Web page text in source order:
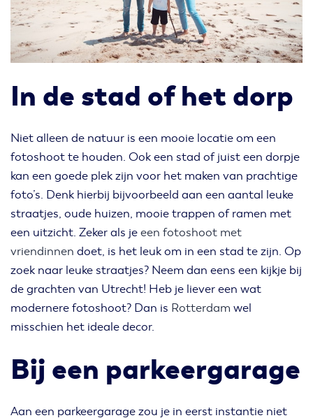
In de stad of het dorp
Niet alleen de natuur is een mooie locatie om een
fotoshoot te houden. Ook een stad of juist een dorpje
kan een goede plek zijn voor het maken van prachtige
foto’s. Denk hierbij bijvoorbeeld aan een aantal leuke
straatjes, oude huizen, mooie trappen of ramen met
een uitzicht. Zeker als jeeen fotoshoot met
vriendinnen doet, is het leuk om in een stad te zijn. Op
zoek naar leuke straatjes? Neem dan eens een kijkje bij
de grachten van Utrecht! Heb je liever een wat
modernere fotoshoot? Dan is Rotterdam wel
misschien het ideale decor.
Bij een parkeergarage
Aan een parkeergarage zou je in eerst instantie niet